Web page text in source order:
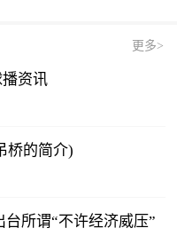
更多>
资讯
桥的简介)
所谓“不许经济威压”